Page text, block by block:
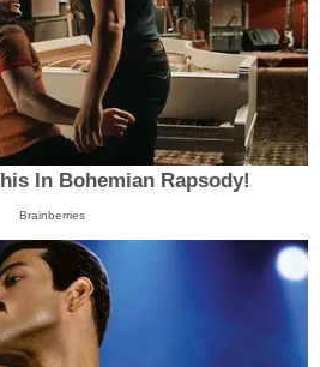
In Bohemian Rapsody!
Brainberries